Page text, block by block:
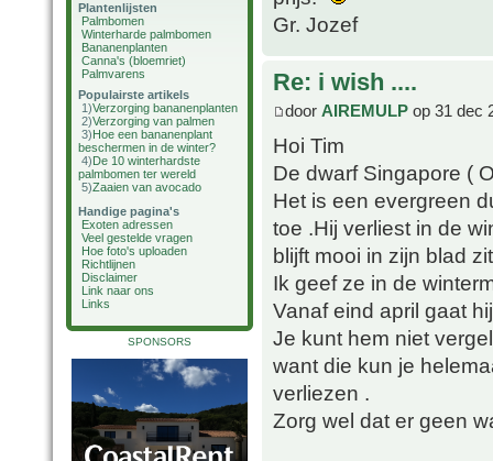
Plantenlijsten
Palmbomen
Winterharde palmbomen
Bananenplanten
Canna's (bloemriet)
Palmvarens
Populairste artikels
1)Verzorging bananenplanten
2)Verzorging van palmen
3)Hoe een bananenplant
beschermen in de winter?
4)De 10 winterhardste
palmbomen ter wereld
5)Zaaien van avocado
Handige pagina's
Exoten adressen
Veel gestelde vragen
Hoe foto's uploaden
Richtlijnen
Disclaimer
Link naar ons
Links
SPONSORS
Gr. Jozef
Re: i wish ....
door AIREMULP op 31 dec
Hoi Tim
De dwarf Singapore (
Het is een evergreen
toe .Hij verliest in de
blijft mooi in zijn blad
Ik geef ze in de
Vanaf eind april gaat
Je kunt hem niet
want die kun je
verliezen .
Zorg wel dat er geen